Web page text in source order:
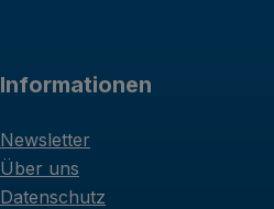
Informationen
Newsletter
Über uns
Datenschutz